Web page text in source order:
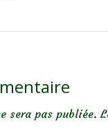
sera pas publiée.